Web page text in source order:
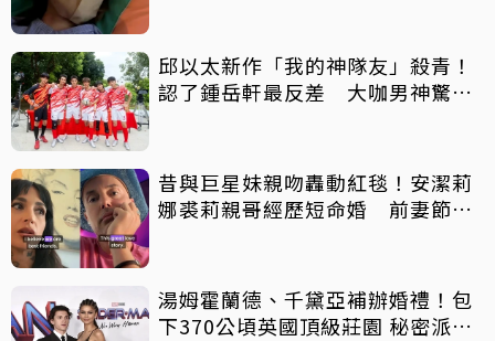
邱以太新作「我的神隊友」殺青！
認了鍾岳軒最反差 大咖男神驚喜
昔與巨星妹親吻轟動紅毯！安潔莉
娜裘莉親哥經歷短命婚 前妻節目
湯姆霍蘭德、千黛亞補辦婚禮！包
下370公頃英國頂級莊園 秘密派對